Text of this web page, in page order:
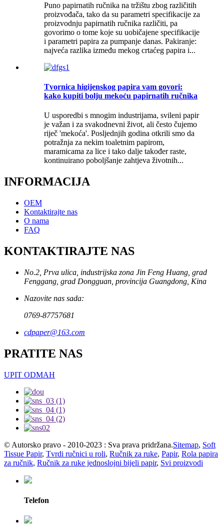
Puno papirnatih ručnika na tržištu zbog različitih
proizvođača, tako da su parametri specifikacije za
proizvodnju papirnatih ručnika različiti, pa
govorimo o tome koje su uobičajene specifikacije
i parametri papira za pumpanje danas. Pakiranje:
najveća razlika između mekog crtaćeg papira i...
Tvornica higijenskog papira vam govori:
kako kupiti bolju mekoću papirnatih ručnika
U usporedbi s mnogim industrijama, svileni papir
je važan i za svakodnevni život, ali često čujemo
riječ 'mekoća'. Posljednjih godina otkrili smo da
potražnja za nekim toaletnim papirom,
maramicama za lice i tako dalje također raste,
kontinuirano poboljšanje zahtjeva životnih...
INFORMACIJA
OEM
Kontaktirajte nas
O nama
FAQ
KONTAKTIRAJTE NAS
No.2, Prva ulica, industrijska zona Jin Feng Huang, grad
Fenggang, grad Dongguan, provincija Guangdong, Kina
Nazovite nas sada:
0769-87757681
cdpaper@163.com
PRATITE NAS
UPIT ODMAH
© Autorsko pravo - 2010-2023 : Sva prava pridržana.Sitemap, Soft
Tissue Papir, Tvrdi ručnici u roli, Ručnik za ruke, Papir, Rola papira
za ručnik, Ručnik za ruke jednoslojni bijeli papir, Svi proizvodi
Telefon